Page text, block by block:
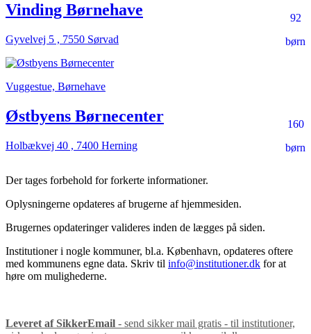
92
børn
Vinding Børnehave
Gyvelvej 5 , 7550 Sørvad
Vuggestue, Børnehave
160
børn
Østbyens Børnecenter
Holbækvej 40 , 7400 Herning
Der tages forbehold for forkerte informationer.
Oplysningerne opdateres af brugerne af hjemmesiden.
Brugernes opdateringer valideres inden de lægges på siden.
Institutioner i nogle kommuner, bl.a. København, opdateres oftere
med kommunens egne data. Skriv til info@institutioner.dk for at
høre om mulighederne.
Leveret af SikkerEmail - send sikker mail gratis - til institutioner,